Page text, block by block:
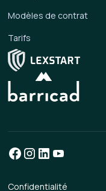
Modèles de contrat
Tarifs
Confidentialité